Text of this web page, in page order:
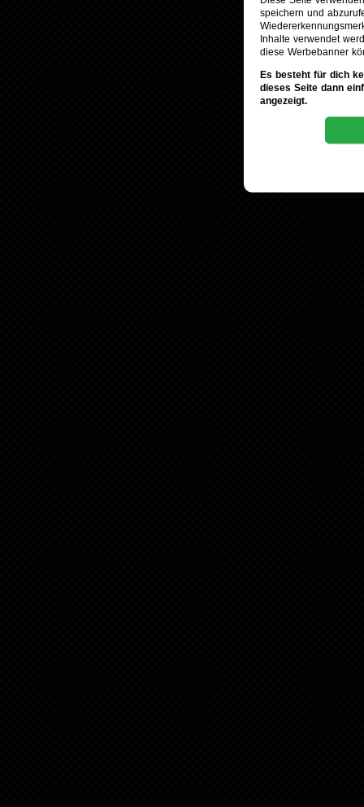
speichern und
Inhalte verwendet
diese Werbebanner
Es besteht für dich
dieses Seite dann
angezeigt.